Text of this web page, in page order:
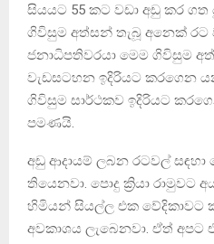
සියයට 55 කට වඩා අඩු කර
ගිවිසුම අත්සන් තැබූ අනෙක් රට
ජනාධිපතිවරයා මෙම ගිවිසුම
වැඩසටහන ඉදිරියට කරගෙන
ගිවිසුම සාර්ථකව ඉදිරියට
පමණයි.
අඩු ආදායම් ලබන රටවල් සඳහා
තියෙනවා. පොදු ක්‍රියා
හිමියන් සියල්ල එක වේදිකාවට
අවකාශය ලැබෙනවා. ඒත් අපට